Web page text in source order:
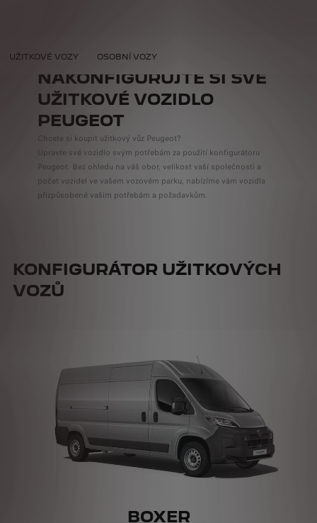
UŽITKOVÉ VOZY OSOBNÍ VOZY
NAKONFIGURUJTE SI SVÉ
UŽITKOVÉ VOZIDLO
PEUGEOT
Chcete si koupit užitkový vůz Peugeot?
Upravte své vozidlo svým potřebám za použití konfigurátoru
Peugeot. Bez ohledu na váš obor, velikost vaší společnosti a
počet vozidel ve vašem vozovém parku, nabízíme vám vozidla
přizpůsobené vašim potřebám a požadavkům.
KONFIGURÁTOR UŽITKOVÝCH
VOZŮ
BOXER